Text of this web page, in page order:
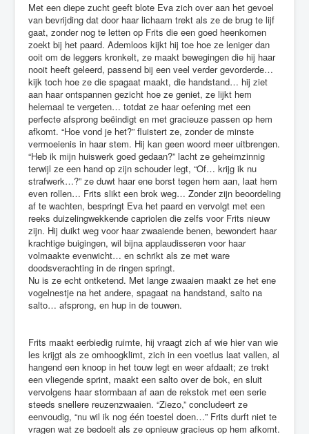
Met een diepe zucht geeft blote Eva zich over aan het gevoel
van bevrijding dat door haar lichaam trekt als ze de brug te lijf
gaat, zonder nog te letten op Frits die een goed heenkomen
zoekt bij het paard. Ademloos kijkt hij toe hoe ze leniger dan
ooit om de leggers kronkelt, ze maakt bewegingen die hij haar
nooit heeft geleerd, passend bij een veel verder gevorderde…
kijk toch hoe ze die spagaat maakt, die handstand… hij ziet
aan haar ontspannen gezicht hoe ze geniet, ze lijkt hem
helemaal te vergeten… totdat ze haar oefening met een
perfecte afsprong beëindigt en met gracieuze passen op hem
afkomt. “Hoe vond je het?” fluistert ze, zonder de minste
vermoeienis in haar stem. Hij kan geen woord meer uitbrengen.
“Heb ik mijn huiswerk goed gedaan?” lacht ze geheimzinnig
terwijl ze een hand op zijn schouder legt, “Of… krijg ik nu
strafwerk…?” ze duwt haar ene borst tegen hem aan, laat hem
even rollen… Frits slikt een brok weg… Zonder zijn beoordeling
af te wachten, bespringt Eva het paard en vervolgt met een
reeks duizelingwekkende capriolen die zelfs voor Frits nieuw
zijn. Hij duikt weg voor haar zwaaiende benen, bewondert haar
krachtige buigingen, wil bijna applaudisseren voor haar
volmaakte evenwicht… en schrikt als ze met ware
doodsverachting in de ringen springt.
Nu is ze echt ontketend. Met lange zwaaien maakt ze het ene
vogelnestje na het andere, spagaat na handstand, salto na
salto… afsprong, en hup in de touwen.
Frits maakt eerbiedig ruimte, hij vraagt zich af wie hier van wie
les krijgt als ze omhoogklimt, zich in een voetlus laat vallen, al
hangend een knoop in het touw legt en weer afdaalt; ze trekt
een vliegende sprint, maakt een salto over de bok, en sluit
vervolgens haar stormbaan af aan de rekstok met een serie
steeds snellere reuzenzwaaien. “Ziezo,” concludeert ze
eenvoudig, “nu wil ik nog één toestel doen…” Frits durft niet te
vragen wat ze bedoelt als ze opnieuw gracieus op hem afkomt.